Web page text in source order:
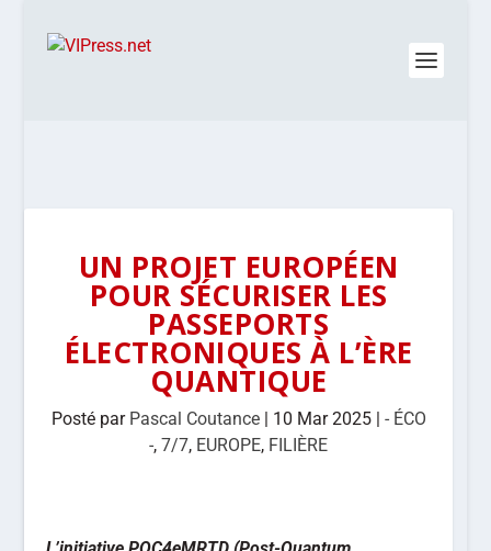
UN PROJET EUROPÉEN
POUR SÉCURISER LES
PASSEPORTS
ÉLECTRONIQUES À L’ÈRE
QUANTIQUE
Posté par Pascal Coutance| 10 Mar 2025| - ÉCO
-,7/7, EUROPE, FILIÈRE